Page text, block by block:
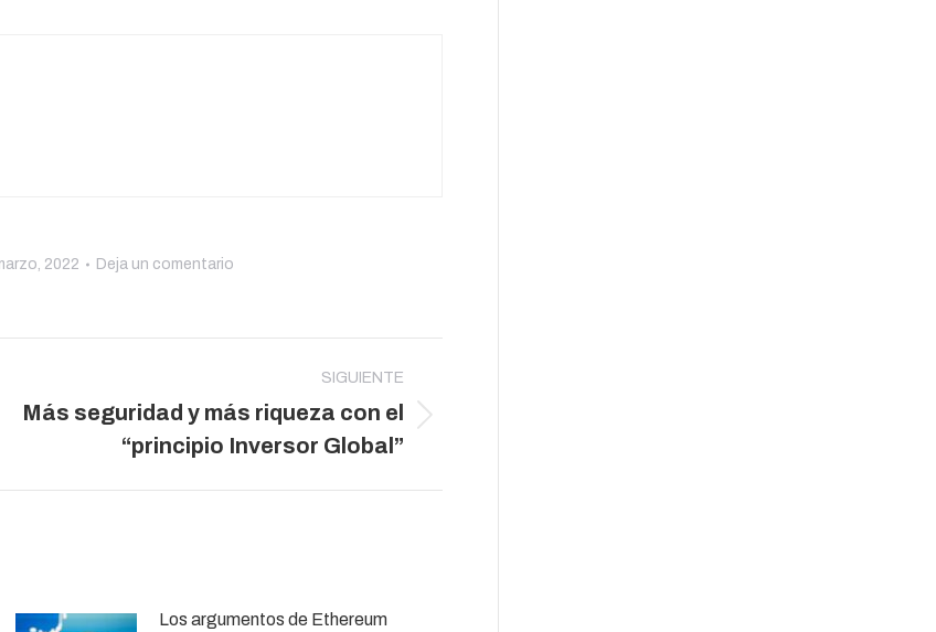
2022 Deja un comentario
SIGUIENTE
Publicación
Más seguridad y más riqueza con el
“principio Inversor Global”
Los argumentos de Ethereum